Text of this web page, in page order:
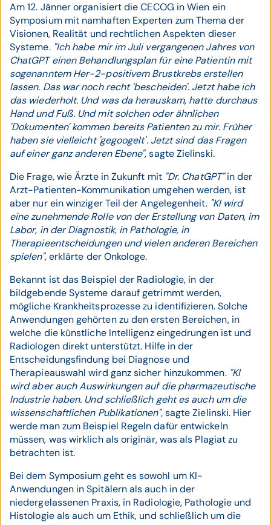
Am 12. Jänner organisiert die CECOG in Wien ein
Symposium mit namhaften Experten zum Thema der
Visionen, Realität und rechtlichen Aspekten dieser
Systeme."Ich habe mir im Juli vergangenen Jahres von
ChatGPT einen Behandlungsplan für eine Patientin mit
sogenanntem Her-2-positivem Brustkrebs erstellen
lassen. Das war noch recht 'bescheiden'. Jetzt habe ich
das wiederholt. Und was da herauskam, hatte durchaus
Hand und Fuß. Und mit solchen oder ähnlichen
'Dokumenten' kommen bereits Patienten zu mir. Früher
haben sie vielleicht 'gegoogelt'. Jetzt sind das Fragen
auf einer ganz anderen Ebene",sagte Zielinski.
Die Frage, wie Ärzte in Zukunft mit "Dr. ChatGPT"in der
Arzt-Patienten-Kommunikation umgehen werden, ist
aber nur ein winziger Teil der Angelegenheit."KI wird
eine zunehmende Rolle von der Erstellung von Daten, im
Labor, in der Diagnostik, in Pathologie, in
Therapieentscheidungen und vielen anderen Bereichen
spielen",erklärte der Onkologe.
Bekannt ist das Beispiel der Radiologie, in der
bildgebende Systeme darauf getrimmt werden,
mögliche Krankheitsprozesse zu identifizieren. Solche
Anwendungen gehörten zu den ersten Bereichen, in
welche die künstliche Intelligenz eingedrungen ist und
Radiologen direkt unterstützt. Hilfe in der
Entscheidungsfindung bei Diagnose und
Therapieauswahl wird ganz sicher hinzukommen. "KI
wird aber auch Auswirkungen auf die pharmazeutische
Industrie haben. Und schließlich geht es auch um die
wissenschaftlichen Publikationen",sagte Zielinski. Hier
werde man zum Beispiel Regeln dafür entwickeln
müssen, was wirklich als originär, was als Plagiat zu
betrachten ist.
Bei dem Symposium geht es sowohl um KI-
Anwendungen in Spitälern als auch in der
niedergelassenen Praxis, in Radiologie, Pathologie und
Histologie als auch um Ethik, und schließlich um die